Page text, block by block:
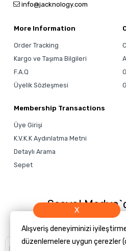
info@jacknology.com
More Information
Order Tracking
Kargo ve Taşıma Bilgileri
F.A.Q
Üyelik Sözleşmesi
Membership Transactions
Üye Girişi
K.V.K.K Aydınlatma Metni
Detaylı Arama
Sepet
Sosyal
Size yardımcı
X
Alışveriş deneyiminizi
düzenlemelere uygun çerezler